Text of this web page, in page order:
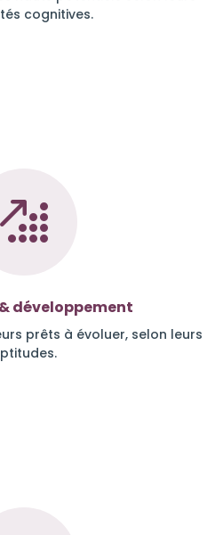
cognitives.
développement
prêts à évoluer, selon leurs